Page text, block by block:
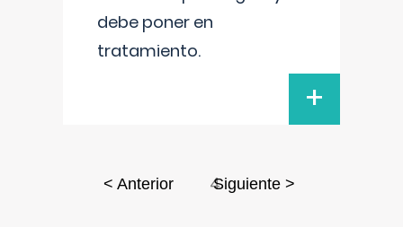
debe poner en
tratamiento.
+
< Anterior 4
Siguiente >